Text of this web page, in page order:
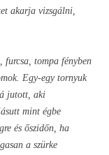
akarja vizsgálni,
furcsa, tompa fényben
Egy-egy tornyuk
jutott, aki
mint égbe
és őszidőn, ha
a szürke